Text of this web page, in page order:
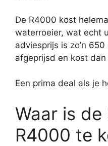
De R4000 kost
waterroeier, wat echt
adviesprijs is zo’n
afgeprijsd en kost
Een prima deal als je
Waar is
R4000 te